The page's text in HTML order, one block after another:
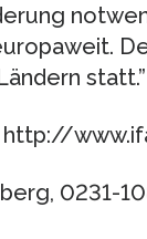
statt.”
0231-